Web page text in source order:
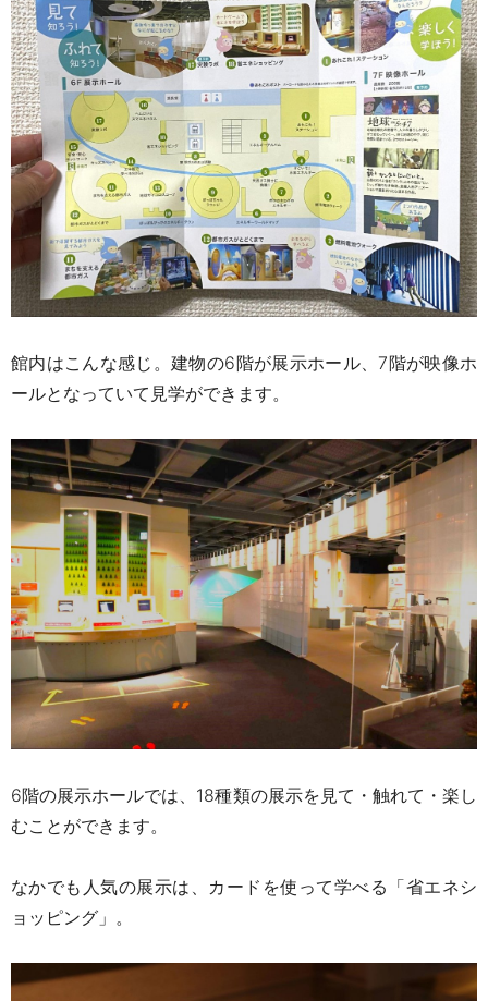
館内はこんな感じ。建物の6階が展示ホール、7階が映像ホ
ールとなっていて見学ができます。
6階の展示ホールでは、18種類の展示を見て・触れて・楽し
むことができます。
なかでも人気の展示は、カードを使って学べる「省エネシ
ョッピング 」。